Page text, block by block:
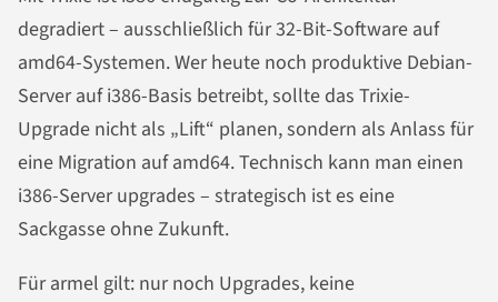
degradiert – ausschließlich für 32-Bit-Software auf
amd64-Systemen. Wer heute noch produktive Debian-
Server auf i386-Basis betreibt, sollte das Trixie-
Upgrade nicht als „Lift“ planen, sondern als Anlass für
eine Migration auf amd64. Technisch kann man einen
i386-Server upgrades – strategisch ist es eine
Sackgasse ohne Zukunft.
Für armel gilt: nur noch Upgrades, keine